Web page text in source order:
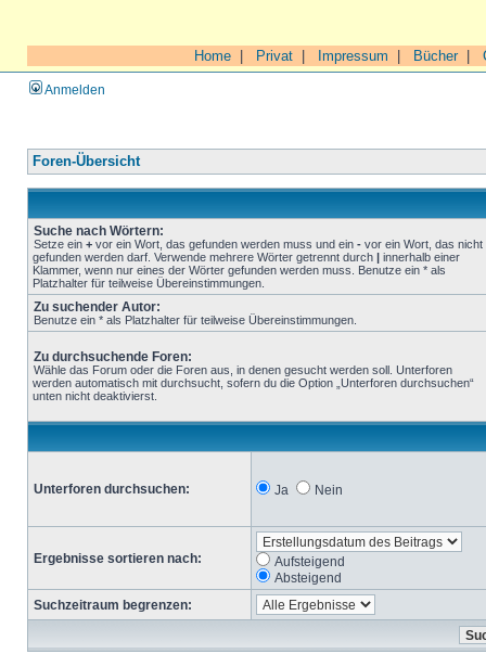
Home Privat Impressum Bücher|
Anmelden
Foren-Übersicht
Suche nach Wörtern:
Setze ein + vor ein Wort, das gefunden werden muss und ein - vor ein Wort, das nicht
gefunden werden darf. Verwende mehrere Wörter getrennt durch | innerhalb einer
Klammer, wenn nur eines der Wörter gefunden werden muss. Benutze ein * als
Platzhalter für teilweise Übereinstimmungen.
Zu suchender Autor:
Benutze ein * als Platzhalter für teilweise Übereinstimmungen.
Zu durchsuchende Foren:
Wähle das Forum oder die Foren aus, in denen gesucht werden soll. Unterforen
werden automatisch mit durchsucht, sofern du die Option „Unterforen durchsuchen“
unten nicht deaktivierst.
Unterforen durchsuchen: Ja Nein
Ergebnisse sortieren nach:
Aufsteigend
Absteigend
Suchzeitraum begrenzen: